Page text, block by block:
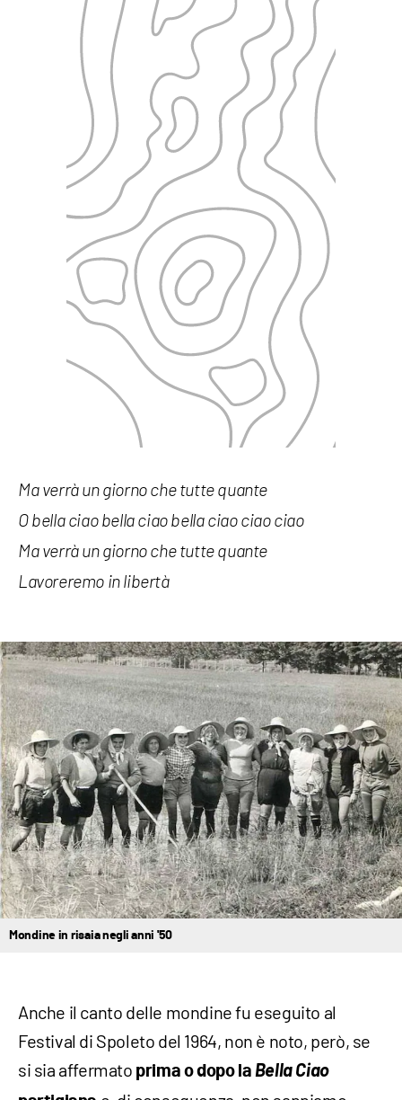
Ma verrà un giorno che tutte quante
O bella ciao bella ciao bella ciao ciao ciao
Ma verrà un giorno che tutte quante
Lavoreremo in libertà
Mondine in risaia negli anni '50
Anche il canto delle mondine fu eseguito al
Festival di Spoleto del 1964, non è noto, però, se
si sia affermato prima o dopo la Bella Ciao